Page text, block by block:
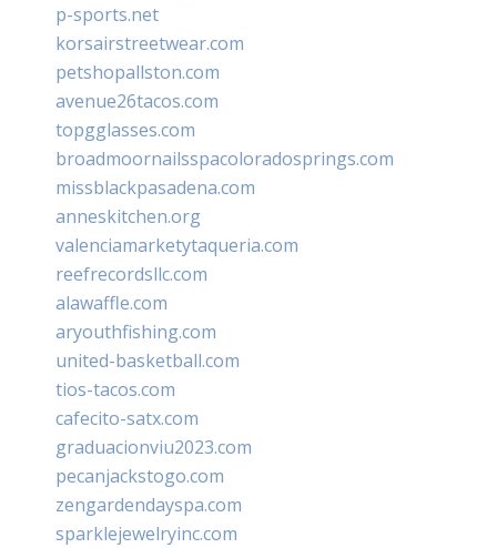
p-sports.net
korsairstreetwear.com
petshopallston.com
avenue26tacos.com
topgglasses.com
broadmoornailsspacoloradosprings.com
missblackpasadena.com
anneskitchen.org
valenciamarketytaqueria.com
reefrecordsllc.com
alawaffle.com
aryouthfishing.com
united-basketball.com
tios-tacos.com
cafecito-satx.com
graduacionviu2023.com
pecanjackstogo.com
zengardendayspa.com
sparklejewelryinc.com